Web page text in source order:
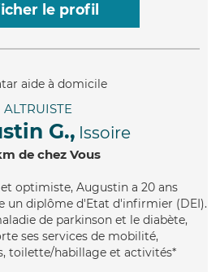
le profil
ALTRUISTE
G., Issoire
de chez Vous
optimiste, Augustin a 20 ans
un diplôme d'Etat d'infirmier (DEI).
de parkinson et le diabète,
ses services de mobilité,
toilette/habillage et activités*